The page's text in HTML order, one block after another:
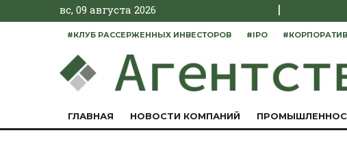
вс, 09 августа 2026 |
#КЛУБ РАССЕРЖЕННЫХ ИНВЕСТОРОВ #IPO
ГЛАВНАЯ НОВОСТИ КОМПАНИЙ